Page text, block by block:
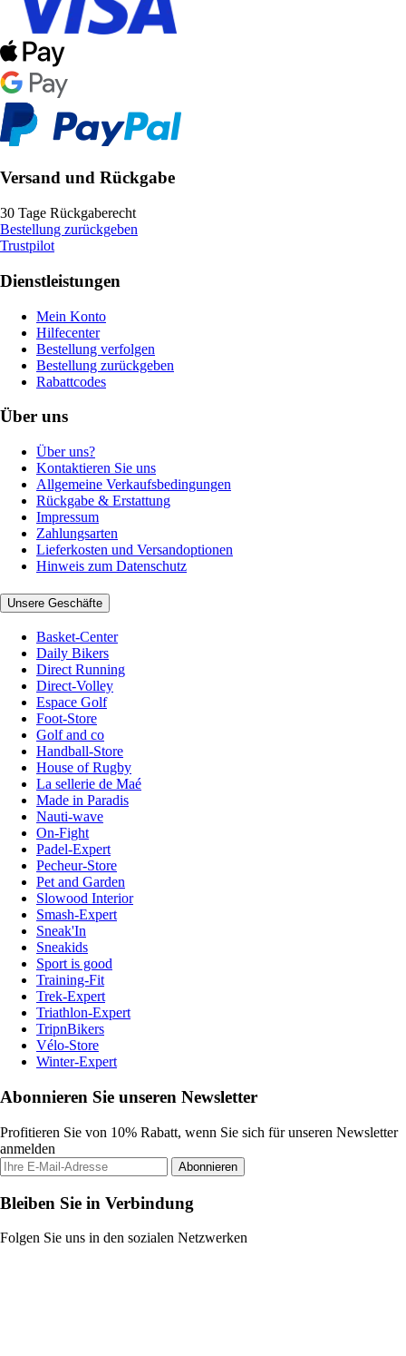
Versand und Rückgabe
30 Tage Rückgaberecht
Bestellung zurückgeben
Trustpilot
Dienstleistungen
Mein Konto
Hilfecenter
Bestellung verfolgen
Bestellung zurückgeben
Rabattcodes
Über uns
Über uns?
Kontaktieren Sie uns
Allgemeine Verkaufsbedingungen
Rückgabe & Erstattung
Impressum
Zahlungsarten
Lieferkosten und Versandoptionen
Hinweis zum Datenschutz
Unsere Geschäfte
Basket-Center
Daily Bikers
Direct Running
Direct-Volley
Espace Golf
Foot-Store
Golf and co
Handball-Store
House of Rugby
La sellerie de Maé
Made in Paradis
Nauti-wave
On-Fight
Padel-Expert
Pecheur-Store
Pet and Garden
Slowood Interior
Smash-Expert
Sneak'In
Sneakids
Sport is good
Training-Fit
Trek-Expert
Triathlon-Expert
TripnBikers
Vélo-Store
Winter-Expert
Abonnieren Sie unseren Newsletter
Profitieren Sie von 10% Rabatt, wenn Sie sich für unseren Newsletter
anmelden
Abonnieren
Bleiben Sie in Verbindung
Folgen Sie uns in den sozialen Netzwerken